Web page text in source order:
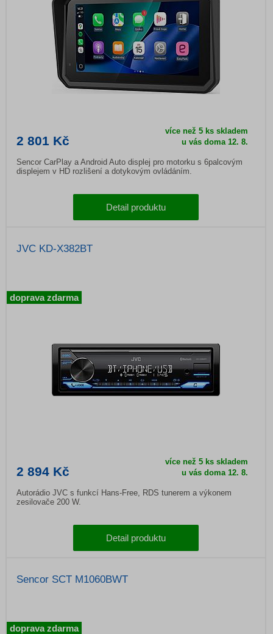
2 801 Kč
více než 5 ks skladem
u vás doma12. 8.
Sencor CarPlay a Android Auto displej pro motorku s 6palcovým
displejem v HD rozlišení a dotykovým ovládáním.
Detail produktu
JVC KD-X382BT
2 894 Kč
více než 5 ks skladem
u vás doma12. 8.
Autorádio JVC s funkcí Hans-Free, RDS tunerem a výkonem
zesilovače 200 W.
Detail produktu
doprava zdarma
Sencor SCT M1060BWT
doprava zdarma